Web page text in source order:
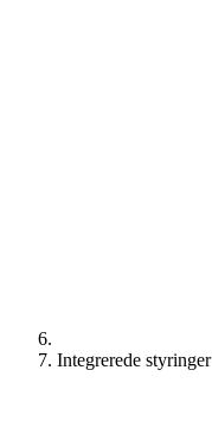
Integrerede styringer